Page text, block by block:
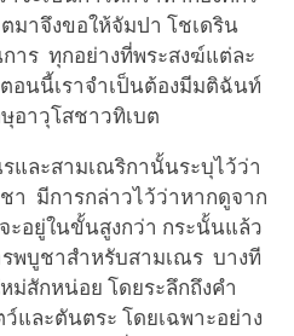
มาจึงขอให้จัมปา โชเดริน
การ ทุกอย่างที่พระสงฆ์แต่ละ
อนนี้เราจำเป็นต้องมีมติฉันท์
อาวุโสชาวทิเบต
และสามเณริกานั้นระบุไว้ว่า
า มีการกล่าวไว้ว่าหากดูจาก
อยู่ในขั้นสูงกว่า กระนั้นแล้ว
พบูชาสำหรับสามเณร บางที
ม่สักหน่อย โดยระลึกถึงคำ
ละตันตระ โดยเฉพาะอย่าง